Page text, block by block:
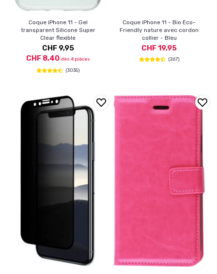
Coque iPhone 11 - Gel
transparent Silicone Super
Clear flexible
CHF 9,95
CHF 8,40 dès 4 pièces
(3035)
Coque iPhone 11 - Bio Eco-
Friendly nature avec cordon
collier - Bleu
CHF 19,95
(267)